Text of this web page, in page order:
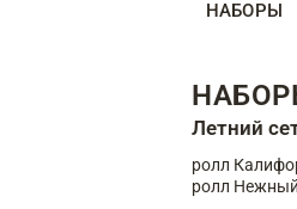
НАБОРЫ
Летний
ролл
ролл